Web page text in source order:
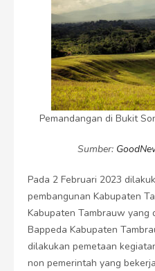
Pemandangan di Bukit
Sumber:
Pada 2 Februari 2023
pembangunan Kabupaten
Kabupaten Tambrauw yang
Bappeda Kabupaten
dilakukan pemetaan
non pemerintah yang